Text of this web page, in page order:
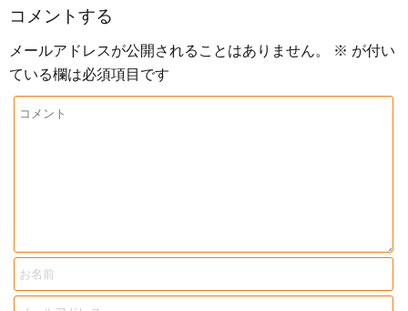
コメントする
メールアドレスが公開されることはありません。 ※ が付い
ている欄は必須項目です